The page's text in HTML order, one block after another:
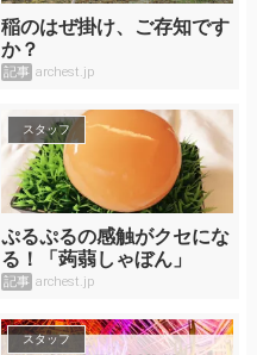
稲のはぜ掛け、ご存知です
か？
記事 archest.jp
スタッフ
ぷるぷるの感触がクセにな
る！「蒟蒻しゃぼん」
記事 archest.jp
スタッフ